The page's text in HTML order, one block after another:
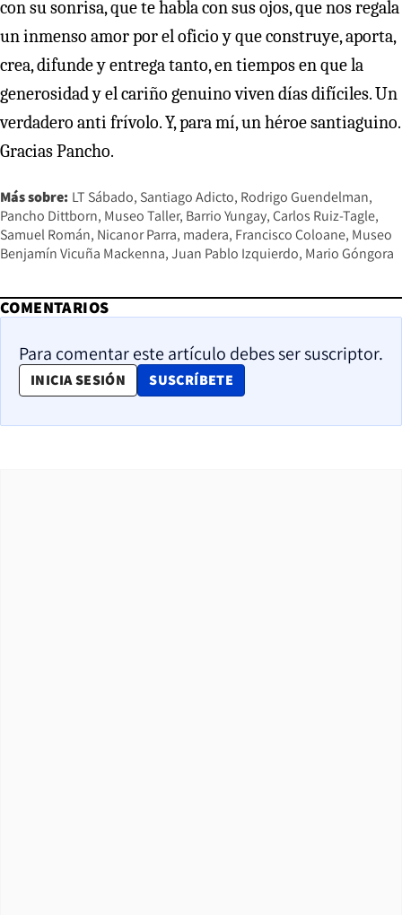
con su sonrisa, que te habla con sus ojos, que nos regala
un inmenso amor por el oficio y que construye, aporta,
crea, difunde y entrega tanto, en tiempos en que la
generosidad y el cariño genuino viven días difíciles. Un
verdadero anti frívolo. Y, para mí, un héroe santiaguino.
Gracias Pancho.
Más sobre: LT Sábado Santiago Adicto Rodrigo Guendelman
Pancho Dittborn Museo Taller Barrio Yungay Carlos Ruiz-Tagle
Samuel Román Nicanor Parra madera Francisco Coloane Museo
Benjamín Vicuña Mackenna Juan Pablo Izquierdo Mario Góngora
COMENTARIOS
Para comentar este artículo debes ser suscriptor.
INICIA SESIÓN SUSCRÍBETE
OPENS IN NEW WINDOW